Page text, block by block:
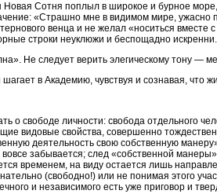
Новая Сотня поплыл в широкое и бурное
«Страшно мне в видимом мире, ужасно
венца и не желал «носиться вместе
строки неуклюжи и беспощадно искренни.
Не следует верить элегическому тону —
в Академию, чувствуя и сознавая, что
о свободе личности: свобода отдельного
видовые свойства, совершенно
деятельность свою собственную
забывается; след «собственной
временем, на виду остается лишь
(свободно!) или не понимая этого
и независимого есть уже приговор и